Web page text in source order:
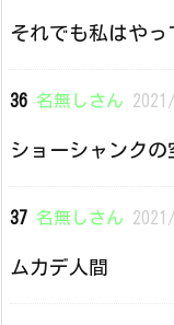
それでも私はやっ
36 名無しさん
ショーシャンクの
37 名無しさん
ムカデ人間